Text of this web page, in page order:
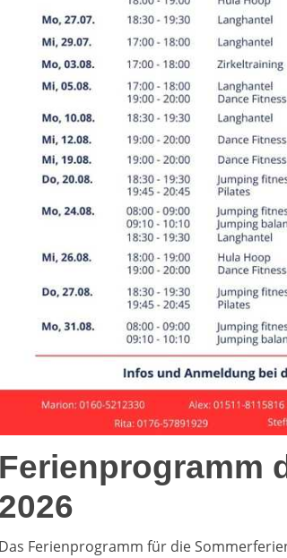
e.V.
ist mit ca. 2200 Sporttreibenden einer
klein oder groß, mit Handicap oder
Ferienprogramm
2026
Das Ferienprogramm für die